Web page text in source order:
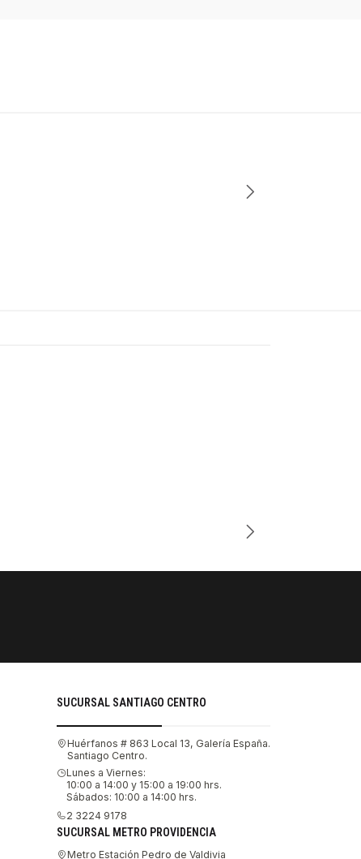
SUCURSAL SANTIAGO CENTRO
Huérfanos # 863 Local 13, Galería España.
Santiago Centro.
Lunes a Viernes:
10:00 a 14:00 y 15:00 a 19:00 hrs.
Sábados: 10:00 a 14:00 hrs.
2 3224 9178
SUCURSAL METRO PROVIDENCIA
Metro Estación Pedro de Valdivia